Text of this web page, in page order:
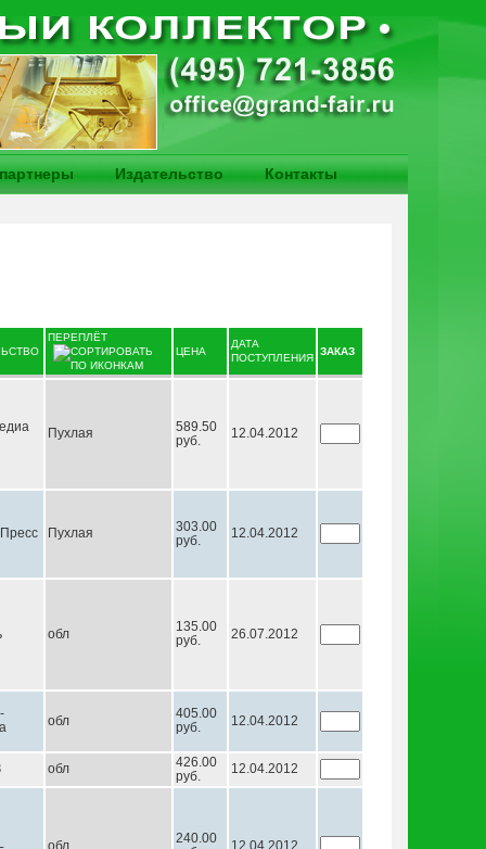
Издательство Контакты
ПЕРЕПЛЁТ
ЦЕНА
ДАТА
ПОСТУПЛЕНИЯ
ЗАКАЗ
Пухлая
589.50
руб.
12.04.2012
Пухлая
303.00
руб.
12.04.2012
обл
135.00
руб.
26.07.2012
обл
405.00
руб.
12.04.2012
обл
426.00
руб.
12.04.2012
обл
240.00
12.04.2012